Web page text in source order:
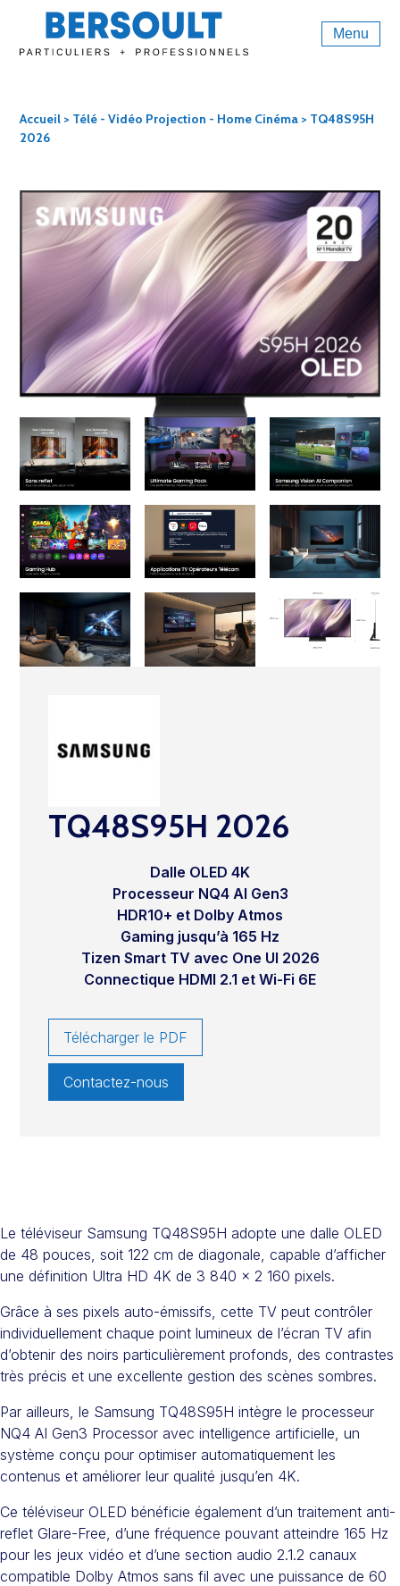
Menu
Accueil > Télé - Vidéo Projection - Home Cinéma > TQ48S95H
2026
TQ48S95H 2026
Dalle OLED 4K
Processeur NQ4 AI Gen3
HDR10+ et Dolby Atmos
Gaming jusqu’à 165 Hz
Tizen Smart TV avec One UI 2026
Connectique HDMI 2.1 et Wi-Fi 6E
Télécharger le PDF
Contactez-nous
Le téléviseur Samsung TQ48S95H adopte une dalle OLED
de 48 pouces, soit 122 cm de diagonale, capable d’afficher
une définition Ultra HD 4K de 3 840 x 2 160 pixels.
Grâce à ses pixels auto-émissifs, cette TV peut contrôler
individuellement chaque point lumineux de l’écran TV afin
d’obtenir des noirs particulièrement profonds, des contrastes
très précis et une excellente gestion des scènes sombres.
Par ailleurs, le Samsung TQ48S95H intègre le processeur
NQ4 AI Gen3 Processor avec intelligence artificielle, un
système conçu pour optimiser automatiquement les
contenus et améliorer leur qualité jusqu’en 4K.
Ce téléviseur OLED bénéficie également d’un traitement anti-
reflet Glare-Free, d’une fréquence pouvant atteindre 165 Hz
pour les jeux vidéo et d’une section audio 2.1.2 canaux
compatible Dolby Atmos sans fil avec une puissance de 60